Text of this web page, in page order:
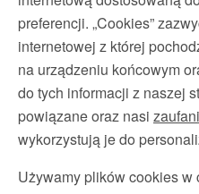
preferencji. „Cookies”
internetowej z której
na urządzeniu końcowym
do tych informacji z naszej
powiązane oraz nasi
wykorzystują je do
Używamy plików cookies w